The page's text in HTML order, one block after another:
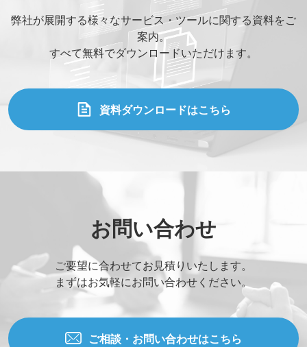
弊社が展開する様々なサービス・ツールに関する資料をご
案内。
すべて無料でダウンロードいただけます。
資料ダウンロードはこちら
お問い合わせ
ご要望に合わせてお見積りいたします。
まずはお気軽にお問い合わせください。
ご相談・お問い合わせはこちら